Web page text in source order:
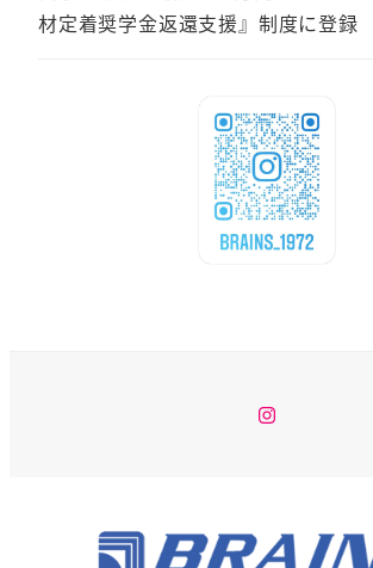
材定着奨学金返還支援』制度に登録
Instagram